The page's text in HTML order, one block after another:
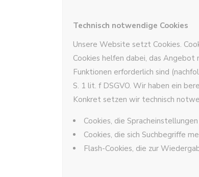
Technisch notwendige Cookies
Unsere Website setzt Cookies.
Cookies helfen dabei, das
Funktionen erforderlich sind
S. 1 lit. f DSGVO. Wir haben ein
Konkret setzen wir technisch
Cookies, die
Cookies, die sich Suchbegriffe
Flash-Cookies, die zur